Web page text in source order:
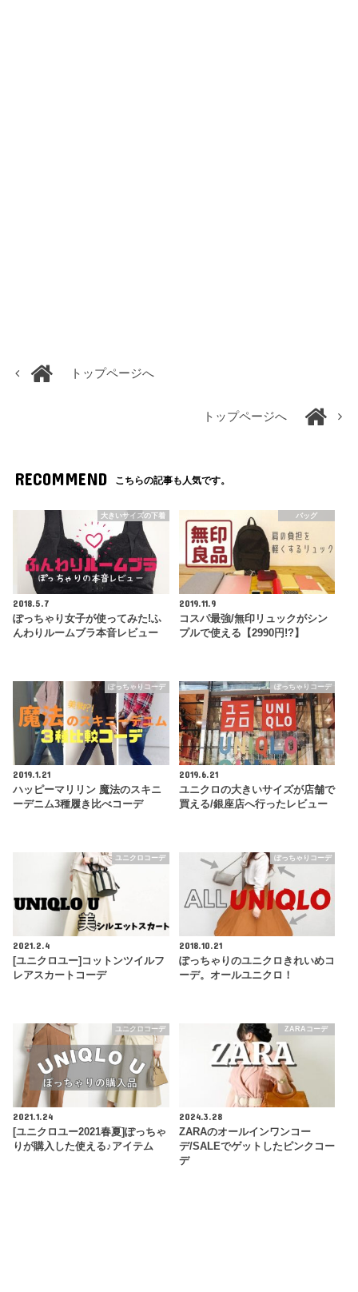
トップページへ
トップページへ
RECOMMEND こちらの記事も人気です。
大きいサイズの下着
2018.5.7
ぽっちゃり女子が使ってみた!ふ
んわりルームブラ本音レビュー
バッグ
2019.11.9
コスパ最強/無印リュックがシン
プルで使える【2990円!?】
ぽっちゃりコーデ
2019.1.21
ハッピーマリリン 魔法のスキニ
ーデニム3種履き比べコーデ
ぽっちゃりコーデ
2019.6.21
ユニクロの大きいサイズが店舗で
買える/銀座店へ行ったレビュー
ユニクロコーデ
2021.2.4
[ユニクロユー]コットンツイルフ
レアスカートコーデ
ぽっちゃりコーデ
2018.10.21
ぽっちゃりのユニクロきれいめコ
ーデ。オールユニクロ！
ユニクロコーデ
2021.1.24
[ユニクロユー2021春夏]ぽっちゃ
りが購入した使える♪アイテム
ZARAコーデ
2024.3.28
ZARAのオールインワンコー
デ/SALEでゲットしたピンクコー
デ